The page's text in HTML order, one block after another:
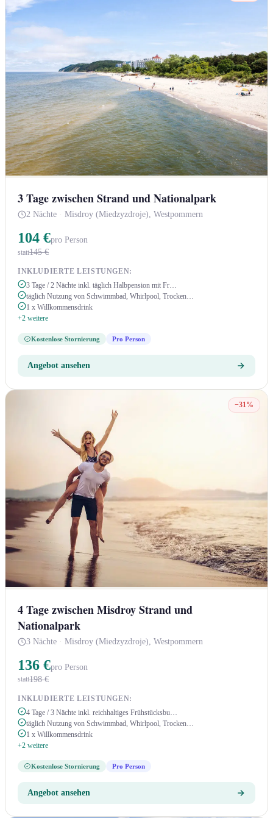
3 Tage zwischen Strand und Nationalpark
2 Nächte · Misdroy (Miedzyzdroje), Westpommern
104 €pro Person
statt145 €
INKLUDIERTE LEISTUNGEN:
3 Tage / 2 Nächte inkl. täglich Halbpension mit Fr…
täglich Nutzung von Schwimmbad, Whirlpool, Trocken…
1 x Willkommensdrink
+2 weitere
Kostenlose Stornierung Pro Person
Angebot ansehen
−31%
4 Tage zwischen Misdroy Strand und
Nationalpark
3 Nächte · Misdroy (Miedzyzdroje), Westpommern
136 €pro Person
statt198 €
INKLUDIERTE LEISTUNGEN:
4 Tage / 3 Nächte inkl. reichhaltiges Frühstücksbu…
täglich Nutzung von Schwimmbad, Whirlpool, Trocken…
1 x Willkommensdrink
+2 weitere
Kostenlose Stornierung Pro Person
Angebot ansehen